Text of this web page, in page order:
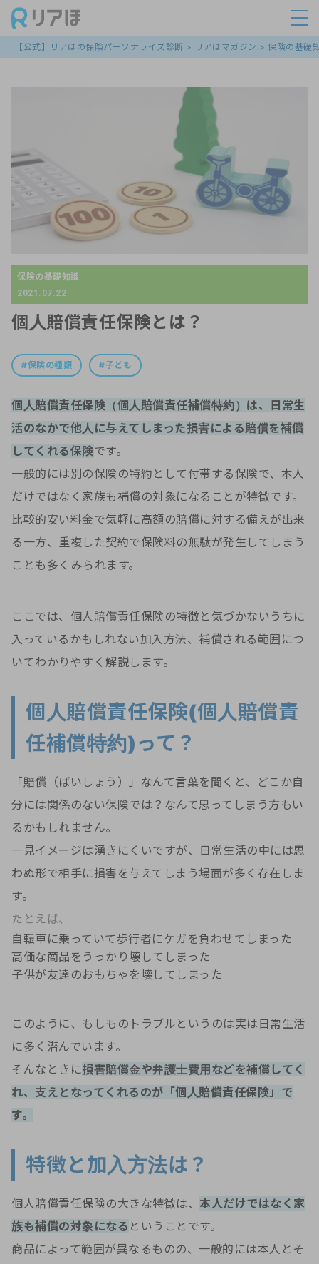
【公式】リアほの保険パーソナライズ診断 > リアほマガジン > 保険の基礎
保険の基礎知識
2021.07.22
個人賠償責任保険とは？
保険の種類 子ども
個人賠償責任保険（個人賠償責任補償特約）は、日常生
活のなかで他人に与えてしまった損害による賠償を補償
してくれる保険です。
一般的には別の保険の特約として付帯する保険で、本人
だけではなく家族も補償の対象になることが特徴です。
比較的安い料金で気軽に高額の賠償に対する備えが出来
る一方、重複した契約で保険料の無駄が発生してしまう
ことも多くみられます。
ここでは、個人賠償責任保険の特徴と気づかないうちに
入っているかもしれない加入方法、補償される範囲につ
いてわかりやすく解説します。
個人賠償責任保険(個人賠償責
任補償特約)って？
「賠償（ばいしょう）」なんて言葉を聞くと、どこか自
分には関係のない保険では？なんて思ってしまう方もい
るかもしれません。
一見イメージは湧きにくいですが、日常生活の中には思
わぬ形で相手に損害を与えてしまう場面が多く存在しま
す。
たとえば、
自転車に乗っていて歩行者にケガを負わせてしまった
高価な商品をうっかり壊してしまった
子供が友達のおもちゃを壊してしまった
このように、もしものトラブルというのは実は日常生活
に多く潜んでいます。
そんなときに損害賠償金や弁護士費用などを補償してく
れ、支えとなってくれるのが「個人賠償責任保険」で
す。
特徴と加入方法は？
個人賠償責任保険の大きな特徴は、 本人だけではなく家
族も補償の対象になる ということです。
商品によって範囲が異なるものの、一般的には本人とそ